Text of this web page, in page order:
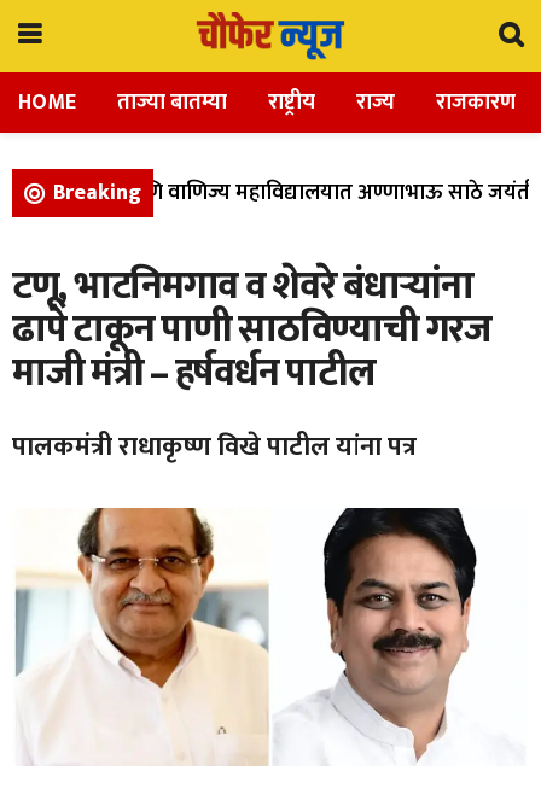
HOME ताज्या बातम्या राष्ट्रीय राज्य राजकारण
Breaking
विज्ञान, आणि वाणिज्य महाविद्यालयात अण्णाभाऊ साठे जयंती
टणू, भाटनिमगाव व शेवरे बंधाऱ्यांना
ढापे टाकून पाणी साठविण्याची गरज
माजी मंत्री – हर्षवर्धन पाटील
पालकमंत्री राधाकृष्ण विखे पाटील यांना पत्र